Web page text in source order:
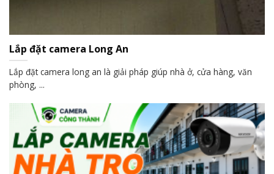
Lắp đặt camera Long An
Lắp đặt camera long an là giải pháp giúp nhà ở, cửa hàng, văn
phòng, ...